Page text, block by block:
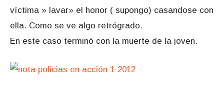
víctima » lavar» el honor ( supongo) casandose con
ella. Como se ve algo retrógrado.
En este caso terminó con la muerte de la joven.